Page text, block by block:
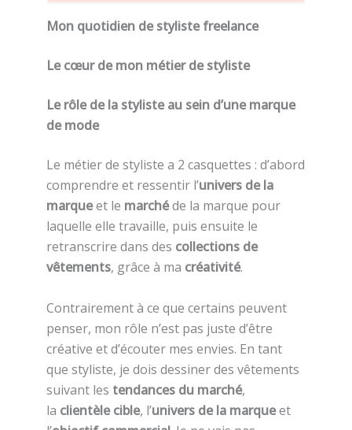
Mon quotidien de styliste freelance
Le cœur de mon métier de styliste
Le rôle de la styliste au sein d’une marque
de mode
Le métier de styliste a 2 casquettes : d’abord
comprendre et ressentir l’univers de la
marqueet le marchéde la marque pour
laquelle elle travaille, puis ensuite le
retranscrire dans des collections de
vêtements, grâce à ma créativité.
Contrairement à ce que certains peuvent
penser, mon rôle n’est pas juste d’être
créative et d’écouter mes envies. En tant
que styliste, je dois dessiner des vêtements
suivant les tendances du marché,
la clientèle cible, l’univers de la marqueet